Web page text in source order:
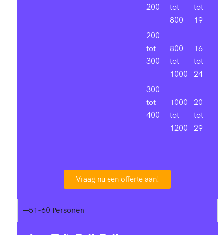
200
200
tot
300
300
tot
400
tot
800
800
tot
1000
1000
tot
1200
tot
19
16
tot
24
20
tot
29
Vraag nu een offerte aan!
51-60 Personen